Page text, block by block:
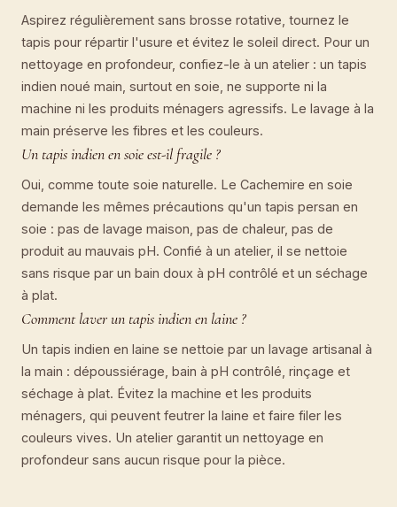
Aspirez régulièrement sans brosse rotative, tournez le
tapis pour répartir l'usure et évitez le soleil direct. Pour un
nettoyage en profondeur, confiez-le à un atelier : un tapis
indien noué main, surtout en soie, ne supporte ni la
machine ni les produits ménagers agressifs. Le lavage à la
main préserve les fibres et les couleurs.
Un tapis indien en soie est-il fragile ?
Oui, comme toute soie naturelle. Le Cachemire en soie
demande les mêmes précautions qu'un tapis persan en
soie : pas de lavage maison, pas de chaleur, pas de
produit au mauvais pH. Confié à un atelier, il se nettoie
sans risque par un bain doux à pH contrôlé et un séchage
à plat.
Comment laver un tapis indien en laine ?
Un tapis indien en laine se nettoie par un lavage artisanal à
la main : dépoussiérage, bain à pH contrôlé, rinçage et
séchage à plat. Évitez la machine et les produits
ménagers, qui peuvent feutrer la laine et faire filer les
couleurs vives. Un atelier garantit un nettoyage en
profondeur sans aucun risque pour la pièce.